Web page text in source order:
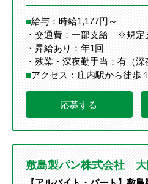
■給与：時給1,177円～
・交通費：一部支給 ※規定
・昇給あり：年1回
・残業・深夜勤手当：有（深
■アクセス：庄内駅から徒歩
応募する
敷島製パン株式会社 大